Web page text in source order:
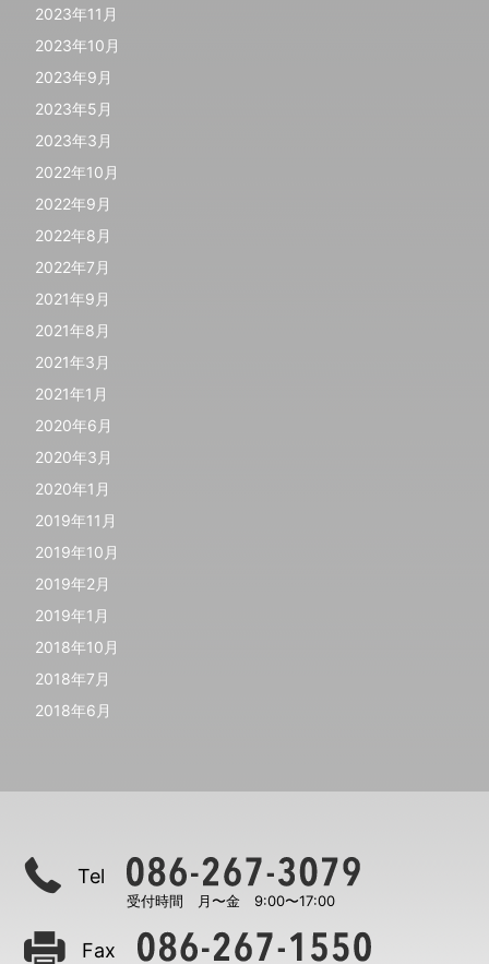
2023年11月
2023年10月
2023年9月
2023年5月
2023年3月
2022年10月
2022年9月
2022年8月
2022年7月
2021年9月
2021年8月
2021年3月
2021年1月
2020年6月
2020年3月
2020年1月
2019年11月
2019年10月
2019年2月
2019年1月
2018年10月
2018年7月
2018年6月
Tel
受付時間 月〜金 9:00〜17:00
Fax